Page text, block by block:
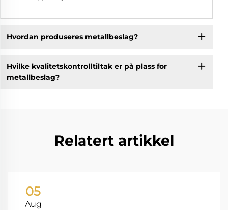
Hvordan produseres metallbeslag?
Hvilke kvalitetskontrolltiltak er på plass for
metallbeslag?
Relatert artikkel
05
Aug